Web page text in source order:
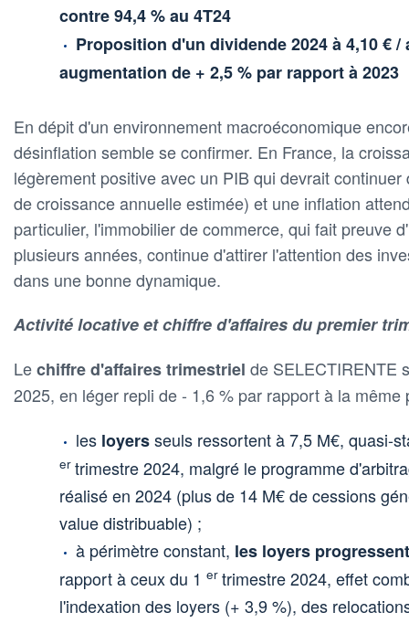
contre 94,4 % au 4T24
Proposition d'un dividende 2024 à 4,10 € /
augmentation de + 2,5 % par rapport à 2023
En dépit d'un environnement macroéconomique
désinflation semble se confirmer. En France, la
légèrement positive avec un PIB qui devrait
de croissance annuelle estimée) et une inflation
particulier, l'immobilier de commerce, qui fait preuve
plusieurs années, continue d'attirer l'attention des
dans une bonne dynamique.
Activité locative et chiffre d'affaires du premier
Lechiffre d'affaires trimestriel de SELECTIRENTE
2025, en léger repli de - 1,6 % par rapport à la
les loyersseuls ressortent à 7,5 M€, quasi-
er trimestre 2024, malgré le programme
réalisé en 2024 (plus de 14 M€ de cessions
value distribuable) ;
à périmètre constant, les loyers
rapport à ceux du 1 er trimestre 2024, effet
l'indexation des loyers (+ 3,9 %), des